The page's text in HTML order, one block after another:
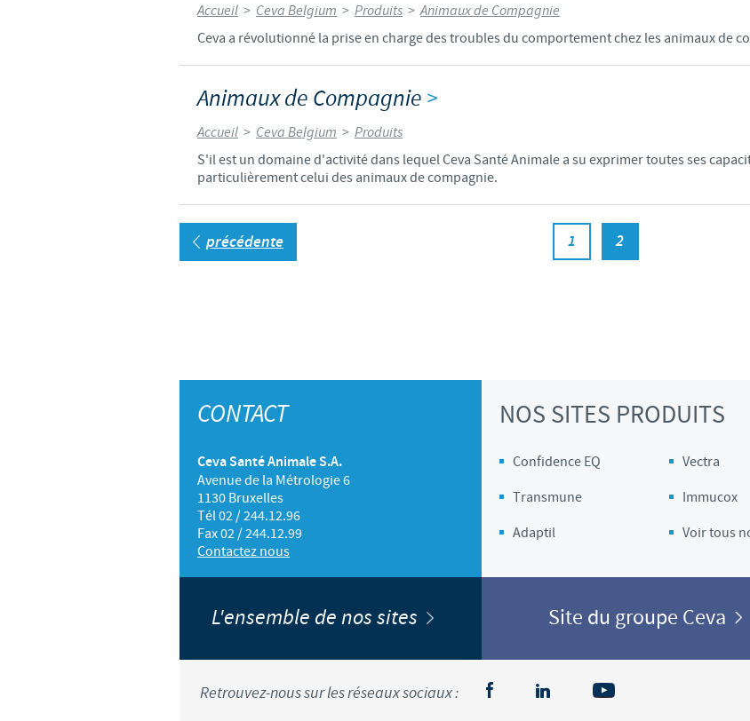
Accueil > Ceva Belgium > Produits > Animaux de Compagnie
Ceva a révolutionné la prise en charge des troubles du comportement chez les animaux de
Animaux de Compagnie >
Accueil > Ceva Belgium > Produits
S'il est un domaine d'activité dans lequel Ceva Santé Animale a su exprimer toutes ses
particulièrement celui des animaux de compagnie.
précédente 1 2
CONTACT
Ceva Santé Animale S.A.
Avenue de la Métrologie 6
1130 Bruxelles
Tél 02 / 244.12.96
Fax 02 / 244.12.99
Contactez nous
NOS SITES PRODUITS
Confidence EQ Vectra
Transmune
Immucox
Adaptil
Voir tous
L'ensemble de nos sites Site du groupe Ceva
Retrouvez-nous sur les réseaux sociaux :